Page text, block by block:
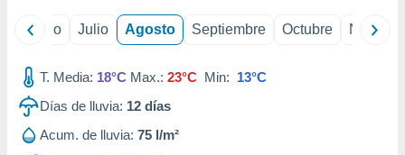
1199
Junio Julio Agosto Septiembre Octubre
T. Media: 18°C Max.: 23°C Min: 13°C
Días de lluvia: 12 días
Acum. de lluvia: 75 l/m²